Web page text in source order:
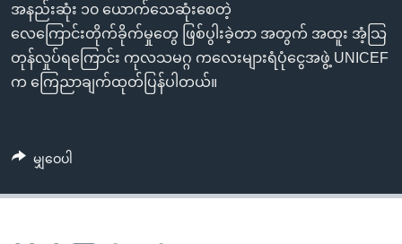
သို့
ကျော်
ကြည့်
ရန်
နေရာ
ဗွီအိုအေ လူမှုကွန်ယက်များ
အနည်းဆုံး ၁၀ ယောက်သေဆုံးစေတဲ့
လေကြောင်းတိုက်ခိုက်မှုတွေ ဖြစ်ပွါးခဲ့တာ အတွက် အထူး အံ့သြ
တုန်လှုပ်ရကြောင်း ကုလသမဂ္ဂ ကလေးများရံပုံငွေအဖွဲ့ UNICEF
က ကြေညာချက်ထုတ်ပြန်ပါတယ်။
မျှဝေပါ